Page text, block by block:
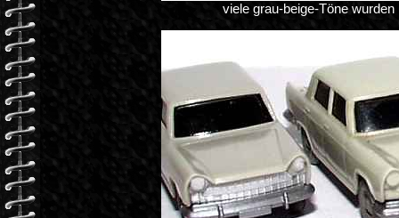
viele grau-beige-Töne wurden